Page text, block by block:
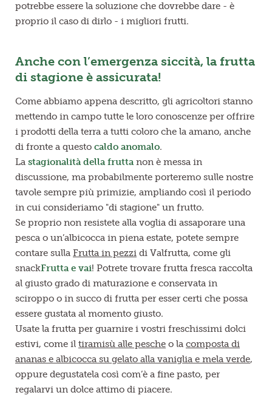
potrebbe essere la soluzione che dovrebbe dare - è
proprio il caso di dirlo - i migliori frutti.
Anche con l’emergenza siccità, la frutta
di stagione è assicurata!
Come abbiamo appena descritto, gli agricoltori stanno
mettendo in campo tutte le loro conoscenze per offrire
i prodotti della terra a tutti coloro che la amano, anche
di fronte a questo caldo anomalo.
La stagionalità della fruttanon è messa in
discussione, ma probabilmente porteremo sulle nostre
tavole sempre più primizie, ampliando così il periodo
in cui consideriamo "di stagione" un frutto.
Se proprio non resistete alla voglia di assaporare una
pesca o un’albicocca in piena estate, potete sempre
contare sulla Frutta in pezzi di Valfrutta, come gli
snackFrutta e vai! Potrete trovare frutta fresca raccolta
al giusto grado di maturazione e conservata in
sciroppo o in succo di frutta per esser certi che possa
essere gustata al momento giusto.
Usate la frutta per guarnire i vostri freschissimi dolci
estivi, come il tiramisù alle pesche o la composta di
ananas e albicocca su gelato alla vaniglia e mela verde,
oppure degustatela così com’è a fine pasto, per
regalarvi un dolce attimo di piacere.